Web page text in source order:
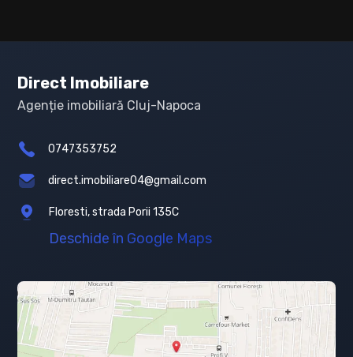
Direct Imobiliare
Agenție imobiliară Cluj-Napoca
0747353752
direct.imobiliare04@gmail.com
Floresti, strada Porii 135C
Deschide în Google Maps